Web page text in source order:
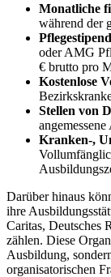
Monatliche
während der
oder AMG
€ brutto pro
Kostenlose
Stellen von
Kranken-,
Darüber hinaus
ihre
Caritas, Deutsches
zählen. Diese
Ausbildung,
organisatorischen